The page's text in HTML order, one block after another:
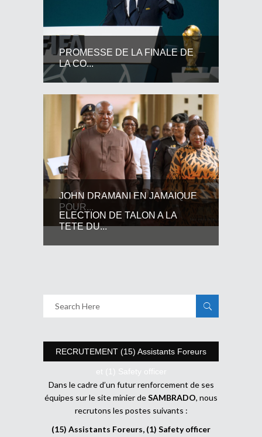
PROMESSE DE LA FINALE DE
LA CO...
JOHN DRAMANI EN JAMAIQUE
POUR...
ELECTION DE TALON A LA
TETE DU...
RECRUTEMENT (15) Assistants Foreurs
et (1) Safety officer
Dans le cadre d’un futur renforcement de ses
équipes sur le site minier deSAMBRADO, nous
recrutons les postes suivants :
(15) Assistants Foreurs, (1) Safety officer